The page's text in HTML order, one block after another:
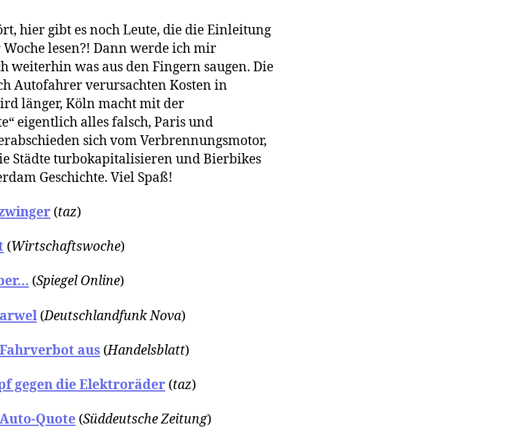
hier gibt es noch Leute, die die Einleitung
lesen?! Dann werde ich mir
weiterhin was aus den Fingern saugen. Die
Autofahrer verursachten Kosten in
länger, Köln macht mit der
eigentlich alles falsch, Paris und
sich vom Verbrennungsmotor,
Städte turbokapitalisieren und Bierbikes
Geschichte. Viel Spaß!
(taz)
(Wirtschaftswoche)
(Spiegel Online)
(Deutschlandfunk Nova)
aus (Handelsblatt)
gegen die Elektroräder (taz)
Quote (Süddeutsche Zeitung)